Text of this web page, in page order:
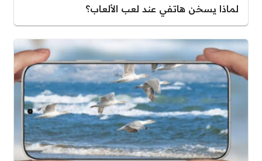
لماذا يسخن هاتفي عند لعب الألعاب؟